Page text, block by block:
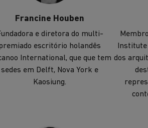
Francine Houben
e diretora do multi-
escritório holandês
International, que que tem
sedes em Delft, Nova York e
Kaosiung.
dos